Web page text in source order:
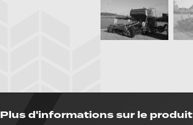
Plus d'informations sur le produit